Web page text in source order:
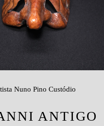
Nuno Pino Custódio
ANTIGO